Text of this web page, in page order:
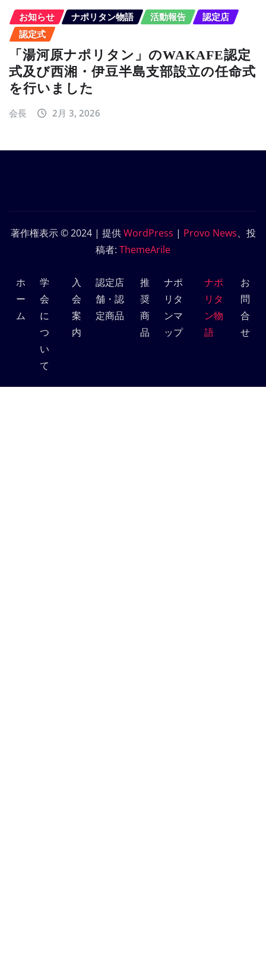
お知らせ ナポリタン物語 活動報告
認定店
認定式
「湯河原ナポリタン」のWAKAFE認定
式及び西湘・伊豆半島支部設立の任命式
を行いました
会長 2月 3, 2026
著作権表示 © 2024 | 提供WordPress | Provo News、投
稿者: ThemeArile
ホ
ー
ム
学
会
に
つ
い
て
入
会
案
内
認定店
舗・認
定商品
推
奨
商
品
ナポ
リタ
ンマ
ップ
ナポ
リタ
ン物
語
お
問
合
せ